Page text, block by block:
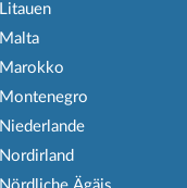
Litauen
Malta
Marokko
Montenegro
Niederlande
Nordirland